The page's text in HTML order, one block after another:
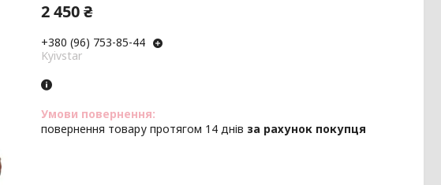
2 450 ₴
+380 (96) 753-85-44
Kyivstar
повернення товару протягом 14 днів за рахунок покупця